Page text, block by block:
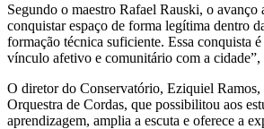
Segundo o maestro Rafael Rauski, o
conquistar espaço de forma legítima dentro
formação técnica suficiente. Essa conquista
vínculo afetivo e comunitário com a cidade”,
O diretor do Conservatório, Eziquiel Ramos,
Orquestra de Cordas, que possibilitou aos
aprendizagem, amplia a escuta e oferece a